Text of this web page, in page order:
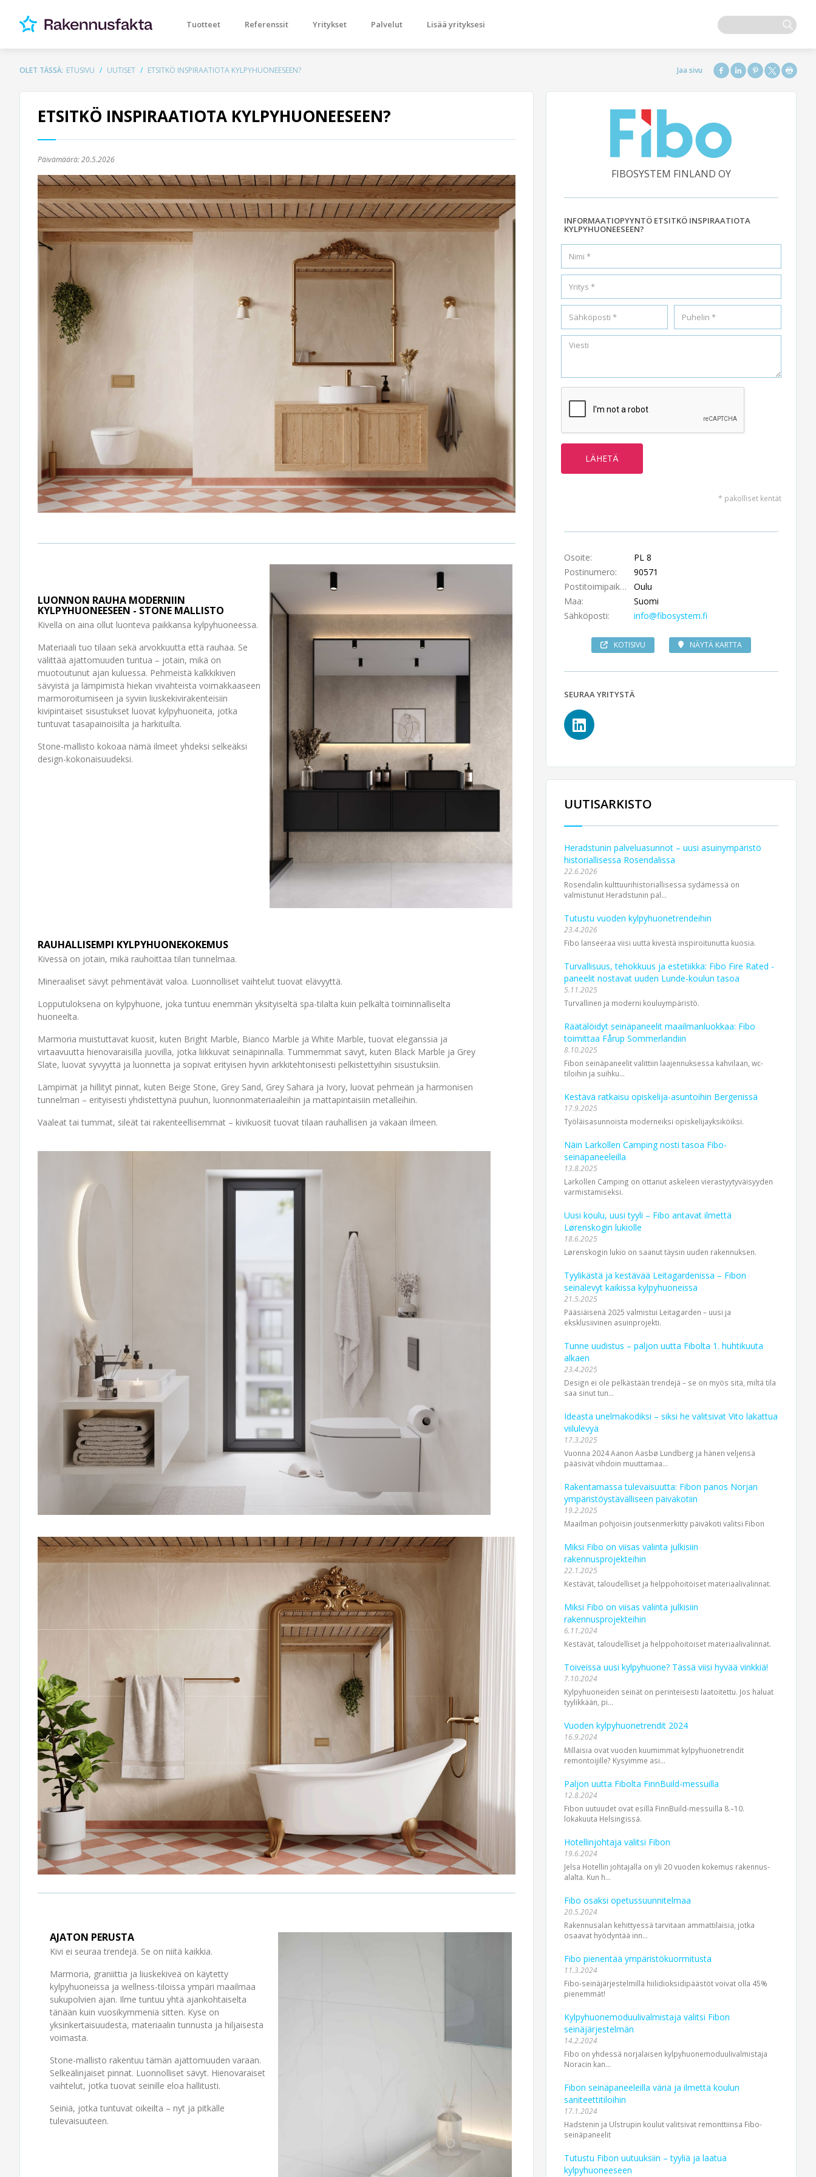
Tuotteet Referenssit Yritykset Palvelut Lisää yrityksesi
OLET TÄSSÄ: ETUSIVU UUTISET ETSITKÖ INSPIRAATIOTA KYLPYHUONEESEEN?
ETSITKÖ INSPIRAATIOTA KYLPYHUONEESEEN?
Päivämäärä:20.5.2026
LUONNON RAUHA MODERNIIN
KYLPYHUONEESEEN - STONE MALLISTO
Kivellä on aina ollut luonteva paikkansa kylpyhuoneessa.
Materiaali tuo tilaan sekä arvokkuutta että rauhaa. Se
välittää ajattomuuden tuntua – jotain, mikä on
muotoutunut ajan kuluessa. Pehmeistä kalkkikiven
sävyistä ja lämpimistä hiekan vivahteista voimakkaaseen
marmoroitumiseen ja syviin liuskekivirakenteisiin
kivipintaiset sisustukset luovat kylpyhuoneita, jotka
tuntuvat tasapainoisilta ja harkituilta.
Stone-mallisto kokoaa nämä ilmeet yhdeksi selkeäksi
design-kokonaisuudeksi.
RAUHALLISEMPI KYLPYHUONEKOKEMUS
Kivessä on jotain, mikä rauhoittaa tilan tunnelmaa.
Mineraaliset sävyt pehmentävät valoa. Luonnolliset vaihtelut tuovat elävyyttä.
Lopputuloksena on kylpyhuone, joka tuntuu enemmän yksityiseltä spa-tilalta kuin pelkältä toiminnalliselta
huoneelta.
Marmoria muistuttavat kuosit, kuten Bright Marble, Bianco Marble ja White Marble, tuovat eleganssia ja
virtaavuutta hienovaraisilla juovilla, jotka liikkuvat seinäpinnalla. Tummemmat sävyt, kuten Black Marble ja Grey
Slate, luovat syvyyttä ja luonnetta ja sopivat erityisen hyvin arkkitehtonisesti pelkistettyihin sisustuksiin.
Lämpimät ja hillityt pinnat, kuten Beige Stone, Grey Sand, Grey Sahara ja Ivory, luovat pehmeän ja harmonisen
tunnelman – erityisesti yhdistettynä puuhun, luonnonmateriaaleihin ja mattapintaisiin metalleihin.
Vaaleat tai tummat, sileät tai rakenteellisemmat – kivikuosit tuovat tilaan rauhallisen ja vakaan ilmeen.
AJATON PERUSTA
Kivi ei seuraa trendejä. Se on niitä kaikkia.
Marmoria, graniittia ja liuskekiveä on käytetty
kylpyhuoneissa ja wellness-tiloissa ympäri maailmaa
sukupolvien ajan. Ilme tuntuu yhtä ajankohtaiselta
tänään kuin vuosikymmeniä sitten. Kyse on
yksinkertaisuudesta, materiaalin tunnusta ja hiljaisesta
voimasta.
Stone-mallisto rakentuu tämän ajattomuuden varaan.
Selkeälinjaiset pinnat. Luonnolliset sävyt. Hienovaraiset
vaihtelut, jotka tuovat seinille eloa hallitusti.
Seiniä, jotka tuntuvat oikeilta – nyt ja pitkälle
tulevaisuuteen.
FIBOSYSTEM FINLAND OY
INFORMAATIOPYYNTÖ ETSITKÖ INSPIRAATIOTA
KYLPYHUONEESEEN?
* pakolliset kentät
Osoite:
PL 8
Postinumero:
90571
Postitoimipaikka:
Oulu
Maa:
Suomi
Sähköposti:
info@fibosystem.fi
KOTISIVU NÄYTÄ KARTTA
SEURAA YRITYSTÄ
UUTISARKISTO
Heradstunin palveluasunnot – uusi asuinympäristö
historiallisessa Rosendalissa
22.6.2026
Rosendalin kulttuurihistoriallisessa sydämessä on
valmistunut Heradstunin pal...
Tutustu vuoden kylpyhuonetrendeihin
23.4.2026
Fibo lanseeraa viisi uutta kivestä inspiroitunutta kuosia.
Turvallisuus, tehokkuus ja estetiikka: Fibo Fire Rated -
paneelit nostavat uuden Lunde-koulun tasoa
5.11.2025
Turvallinen ja moderni kouluympäristö.
Räätälöidyt seinäpaneelit maailmanluokkaa: Fibo
toimittaa Fårup Sommerlandiin
8.10.2025
Fibon seinäpaneelit valittiin laajennuksessa kahvilaan, wc-
tiloihin ja suihku...
Kestävä ratkaisu opiskelija-asuntoihin Bergenissä
17.9.2025
Työläisasunnoista moderneiksi opiskelijayksiköiksi.
Näin Larkollen Camping nosti tasoa Fibo-
seinäpaneeleilla
13.8.2025
Larkollen Camping on ottanut askeleen vierastyytyväisyyden
varmistamiseksi.
Uusi koulu, uusi tyyli – Fibo antavat ilmettä
Lørenskogin lukiolle
18.6.2025
Lørenskogin lukio on saanut täysin uuden rakennuksen.
Tyylikästä ja kestävää Leitagardenissa – Fibon
seinälevyt kaikissa kylpyhuoneissa
21.5.2025
Pääsiäisenä 2025 valmistui Leitagarden – uusi ja
eksklusiivinen asuinprojekti.
Tunne uudistus – paljon uutta Fibolta 1. huhtikuuta
alkaen
23.4.2025
Design ei ole pelkästään trendejä – se on myös sitä, miltä tila
saa sinut tun...
Ideasta unelmakodiksi – siksi he valitsivat Vito lakattua
viilulevyä
17.3.2025
Vuonna 2024 Aanon Aasbø Lundberg ja hänen veljensä
pääsivät vihdoin muuttamaa...
Rakentamassa tulevaisuutta: Fibon panos Norjan
ympäristöystävälliseen päiväkotiin
19.2.2025
Maailman pohjoisin joutsen­merkitty päiväkoti valitsi Fibon
Miksi Fibo on viisas valinta julkisiin
rakennusprojekteihin
22.1.2025
Kestävät, taloudelliset ja helppohoitoiset materiaalivalinnat.
Miksi Fibo on viisas valinta julkisiin
rakennusprojekteihin
6.11.2024
Kestävät, taloudelliset ja helppohoitoiset materiaalivalinnat.
Toiveissa uusi kylpyhuone? Tässä viisi hyvää vinkkiä!
7.10.2024
Kylpyhuoneiden seinät on perinteisesti laatoitettu. Jos haluat
tyylikkään, pi...
Vuoden kylpyhuonetrendit 2024
16.9.2024
Millaisia ovat vuoden kuumimmat kylpyhuonetrendit
remontoijille? Kysyimme asi...
Paljon uutta Fibolta FinnBuild-messuilla
12.8.2024
Fibon uutuudet ovat esillä FinnBuild-messuilla 8.–10.
lokakuuta Helsingissä.
Hotellinjohtaja valitsi Fibon
19.6.2024
Jelsa Hotellin johtajalla on yli 20 vuoden kokemus rakennus­
alalta. Kun h...
Fibo osaksi opetussuunnitelmaa
20.5.2024
Rakennusalan kehittyessä tarvitaan ammattilaisia, jotka
osaavat hyödyntää inn...
Fibo pienentää ympäristökuormitusta
11.3.2024
Fibo-seinäjärjestelmillä hiilidioksidipäästöt voivat olla 45%
pienemmät!
Kylpyhuonemoduulivalmistaja valitsi Fibon
seinäjärjestelmän
14.2.2024
Fibo on yhdessä norjalaisen kylpyhuone­moduuli­valmistaja
Noracin kan...
Fibon seinäpaneeleilla väriä ja ilmettä koulun
saniteettitiloihin
17.1.2024
Hadstenin ja Ulstrupin koulut valitsivat remonttiinsa Fibo-
seinäpaneelit
Tutustu Fibon uutuuksiin – tyyliä ja laatua
kylpyhuoneeseen